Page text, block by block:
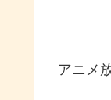
アニメ